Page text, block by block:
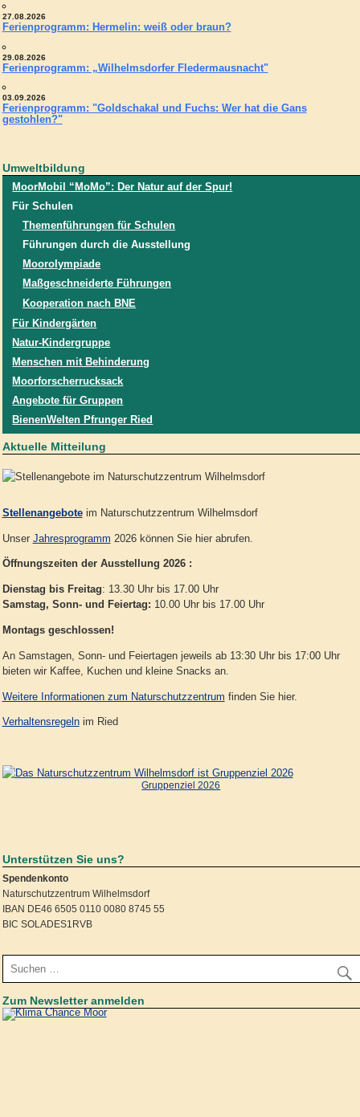
27.08.2026
Ferienprogramm: Hermelin: weiß oder braun?
29.08.2026
Ferienprogramm: „Wilhelmsdorfer Fledermausnacht"
03.09.2026
Ferienprogramm: "Goldschakal und Fuchs: Wer hat die Gans
gestohlen?"
Umweltbildung
MoorMobil “MoMo”: Der Natur auf der Spur!
Für Schulen
Themenführungen für Schulen
Führungen durch die Ausstellung
Moorolympiade
Maßgeschneiderte Führungen
Kooperation nach BNE
Für Kindergärten
Natur-Kindergruppe
Menschen mit Behinderung
Moorforscherrucksack
Angebote für Gruppen
BienenWelten Pfrunger Ried
Aktuelle Mitteilung
Stellenangeboteim Naturschutzzentrum Wilhelmsdorf
Unser Jahresprogramm 2026 können Sie hier abrufen.
Öffnungszeiten der Ausstellung 2026 :
Dienstag bis Freitag: 13.30 Uhr bis 17.00 Uhr
Samstag, Sonn- und Feiertag: 10.00 Uhr bis 17.00 Uhr
Montags geschlossen!
An Samstagen, Sonn- und Feiertagen jeweils ab 13:30 Uhr bis 17:00 Uhr
bieten wir Kaffee, Kuchen und kleine Snacks an.
Weitere Informationen zum Naturschutzzentrum finden Sie hier.
Verhaltensregelnim Ried
Gruppenziel 2026
Unterstützen Sie uns?
Spendenkonto
Naturschutzzentrum Wilhelmsdorf
IBAN DE46 6505 0110 0080 8745 55
BIC SOLADES1RVB
Zum Newsletter anmelden